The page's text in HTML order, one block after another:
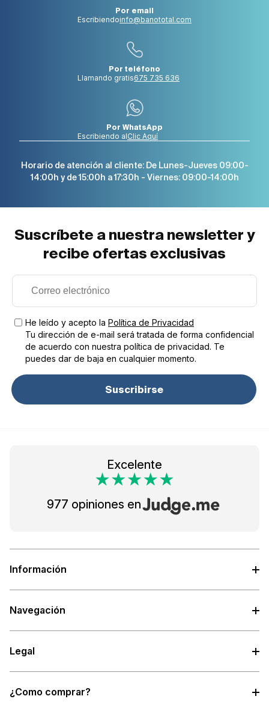
Por email
Escribiendoinfo@banototal.com
Por teléfono
Llamando gratis675 735 636
Por WhatsApp
Escribiendo alClic Aquí
Horario de atención al cliente: De Lunes-Jueves 09:00-
14:00h y de 15:00h a 17:30h - Viernes: 09:00-14:00h
Suscríbete a nuestra newsletter y
recibe ofertas exclusivas
He leído y acepto la Política de Privacidad
Tu dirección de e-mail será tratada de forma confidencial
de acuerdo con nuestra política de privacidad. Te
puedes dar de baja en cualquier momento.
Suscribirse
Excelente
977 opiniones en
Información
Navegación
Legal
¿Como comprar?